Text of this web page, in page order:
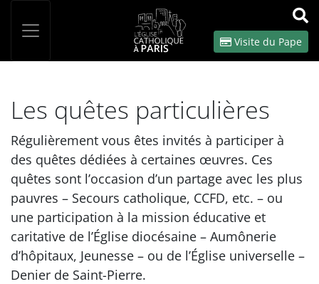
OK
Visite du Pape
Les quêtes particulières
Régulièrement vous êtes invités à participer à
des quêtes dédiées à certaines œuvres. Ces
quêtes sont l’occasion d’un partage avec les plus
pauvres – Secours catholique, CCFD, etc. – ou
une participation à la mission éducative et
caritative de l’Église diocésaine – Aumônerie
d’hôpitaux, Jeunesse – ou de l’Église universelle –
Denier de Saint-Pierre.
Panneau de gestion des cookies